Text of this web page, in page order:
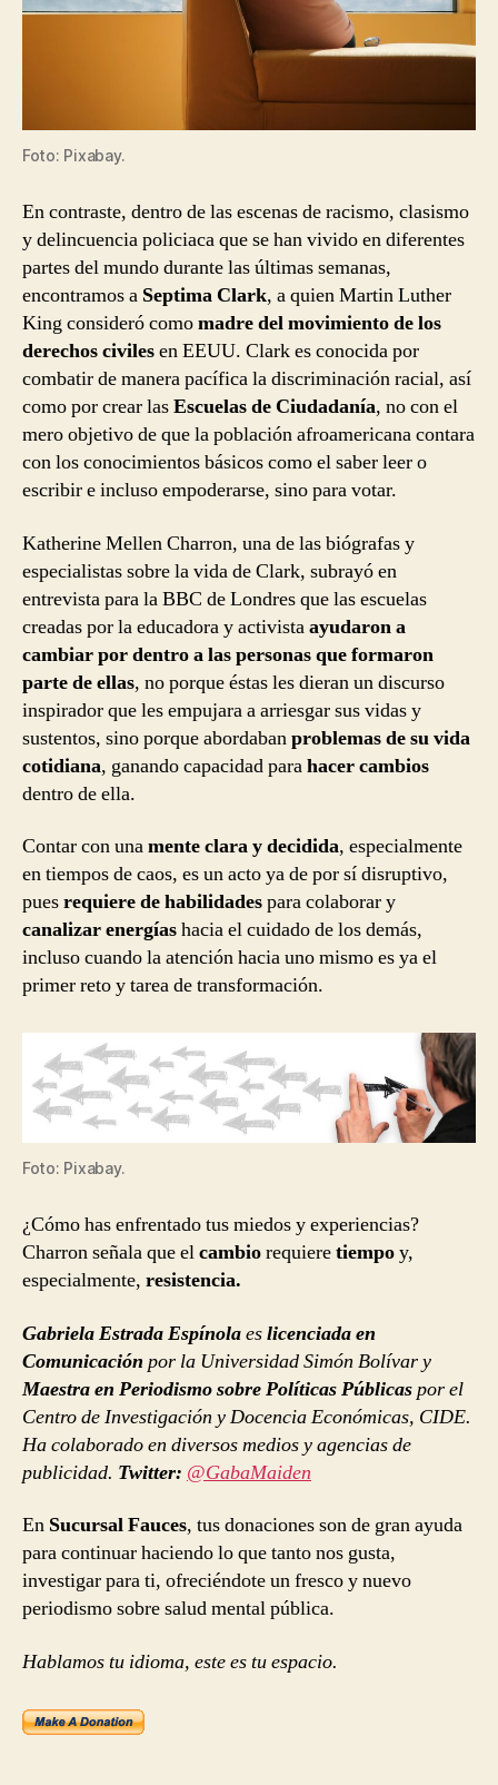
Foto: Pixabay.
En contraste, dentro de las escenas de racismo, clasismo
y delincuencia policiaca que se han vivido en diferentes
partes del mundo durante las últimas semanas,
encontramos a Septima Clark, a quien Martin Luther
King consideró comomadre del movimiento de los
derechos civilesen EEUU. Clark es conocida por
combatir de manera pacífica la discriminación racial, así
como por crear lasEscuelas de Ciudadanía, no con el
mero objetivo de que la población afroamericana contara
con los conocimientos básicos como el saber leer o
escribir e incluso empoderarse, sino para votar.
Katherine Mellen Charron, una de las biógrafas y
especialistas sobre la vida de Clark, subrayó en
entrevista para la BBC de Londres que las escuelas
creadas por la educadora y activistaayudaron a
cambiar por dentro a las personas que formaron
parte de ellas, no porque éstas les dieran un discurso
inspirador que les empujara a arriesgar sus vidas y
sustentos, sino porque abordabanproblemas de su vida
cotidiana, ganando capacidad parahacer cambios
dentro de ella.
Contar con unamente clara y decidida, especialmente
en tiempos de caos, es un acto ya de por sí disruptivo,
puesrequiere de habilidadespara colaborar y
canalizar energíashacia el cuidado de los demás,
incluso cuando la atención hacia uno mismo es ya el
primer reto y tarea de transformación.
Foto: Pixabay.
¿Cómo has enfrentado tus miedos y experiencias?
Charron señala que elcambiorequieretiempoy,
especialmente, resistencia.
Gabriela Estrada Espínolaeslicenciada en
Comunicación por la Universidad Simón Bolívar y
Maestra en Periodismo sobre Políticas Públicaspor el
Centro de Investigación y Docencia Económicas, CIDE.
Ha colaborado en diversos medios y agencias de
publicidad. Twitter: @GabaMaiden
En Sucursal Fauces, tus donaciones son de gran ayuda
para continuar haciendo lo que tanto nos gusta,
investigar para ti, ofreciéndote un fresco y nuevo
periodismo sobre salud mental pública.
Hablamos tu idioma, este es tu espacio.